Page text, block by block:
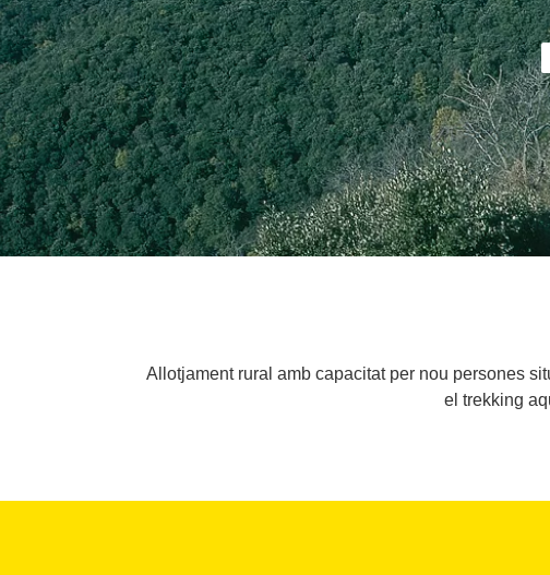
Allotjament rural amb capacitat per nou persones
el trekking